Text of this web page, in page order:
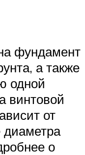
фундамент
а также
одной
винтовой
от
диаметра
о